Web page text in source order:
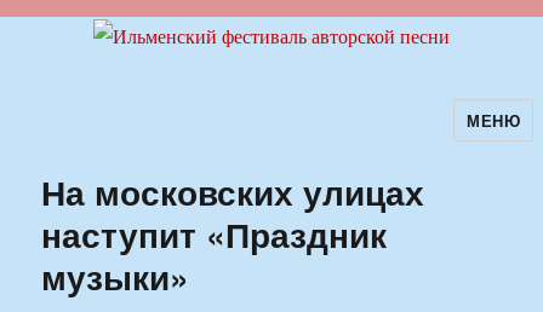
Ильменский фестиваль авторскойМЕНЮ
На московских улицах
наступит «Праздник
музыки»